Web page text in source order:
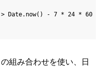
Date.now() - 7 * 24 * 60 *
組み合わせを使い、日